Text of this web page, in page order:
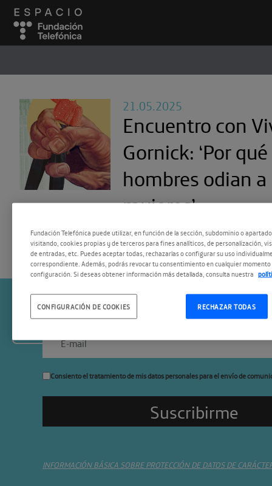
21.05.2025
Encuentro con
Gornick: ‘Por
hombres odian a
mujeres’
Suscríbete a la
Consiento el tratamiento de mis datos personales para el envío de
INFORMACIÓN BÁSICA SOBRE PROTECCIÓN DE DATOS DE
Fundación Telefónica puede utilizar, en función de la sección, subdominio o
visitando, cookies propias y de terceros para fines analíticos, de personalización,
de entradas, etc. Puedes aceptar todas, rechazarlas o configurar su uso
correspondiente. Además, podrás revocar tu consentimiento en cualquier momento
configuración. Si deseas obtener información más detallada, consulta nuestra
RECHAZAR TODAS
CONFIGURACIÓN DE COOKIES